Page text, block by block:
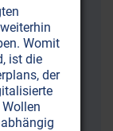
and
Womit
ist die
der